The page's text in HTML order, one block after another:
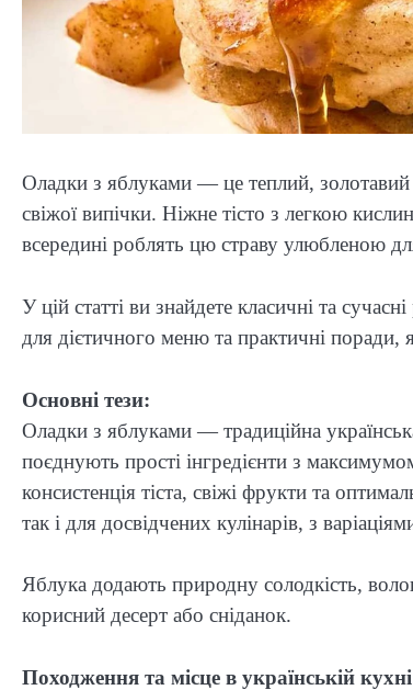
Оладки з яблуками — це теплий,
свіжої випічки. Ніжне тісто з легкою
всередині роблять цю страву улюбленою
У цій статті ви знайдете класичні та
для дієтичного меню та практичні
Основні тези:
Оладки з яблуками — традиційна
поєднують прості інгредієнти з
консистенція тіста, свіжі фрукти та
так і для досвідчених кулінарів, з
Яблука додають природну солодкість,
корисний десерт або сніданок.
Походження та місце в українській кухні